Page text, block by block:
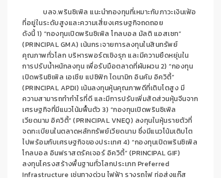
บลจ.พรินซิเพิล แนะนำกองทุนที่เหมาะกับภาวะเงินเฟ้อ
ที่อยู่ในระดับสูงและความเสี่ยงเศรษฐกิจถดถอย
ดังนี้1) “กองทุนเปิดพรินซิเพิล โกลบอล มัลติ แอสเซท”
(PRINCIPAL GMA) เน้นกระจายการลงทุนในสินทรัพย์
คุณภาพทั่วโลก บริหารพอร์ตเชิงรุก และมีความยืดหยุ่นใน
การปรับน้ำหนักลงทุน เพื่อรับมือตลาดที่ผันผวน2) “กองทุน
เปิดพรินซิเพิล เอเชีย แปซิฟิก ไดนามิก อินคัม อิควิตี้”
(PRINCIPALAPDI) เน้นลงทุนหุ้นคุณภาพดีที่เติบโตสูง มี
ความสามารถทำกำไรที่ดี และมีการปรับเพิ่มสัดส่วนหุ้นจีนจาก
เศรษฐกิจที่มีแนวโน้มฟื้นตัว3) “กองทุนเปิดพรินซิเพิล
เวียดนาม อิควิตี้” (PRINCIPALVNEQ) ลงทุนในหุ้นรายตัวที่
จดทะเบียนในตลาดหลักทรัพย์เวียดนาม ซึ่งมีแนวโน้มเติบโต
ไปพร้อมกับเศรษฐกิจของประเทศ4) “กองทุนเปิดพรินซิเพิล
โกลบอล อินฟราสตรัคเจอร์ อิควิตี้” (PRINCIPAL GIF)
ลงทุนโครงสร้างพื้นฐานทั่วโลกประเภทPreferred
Infrastructure เช่นทางด่วน ไฟฟ้า รางรถไฟ ท่อส่งแก๊ส